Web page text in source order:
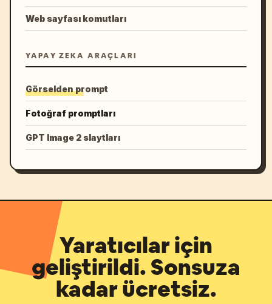
Web sayfası komutları
YAPAY ZEKA ARAÇLARI
Görselden prompt
Fotoğraf promptları
GPT Image 2 slaytları
Yaratıcılar için
geliştirildi. Sonsuza
kadar ücretsiz.